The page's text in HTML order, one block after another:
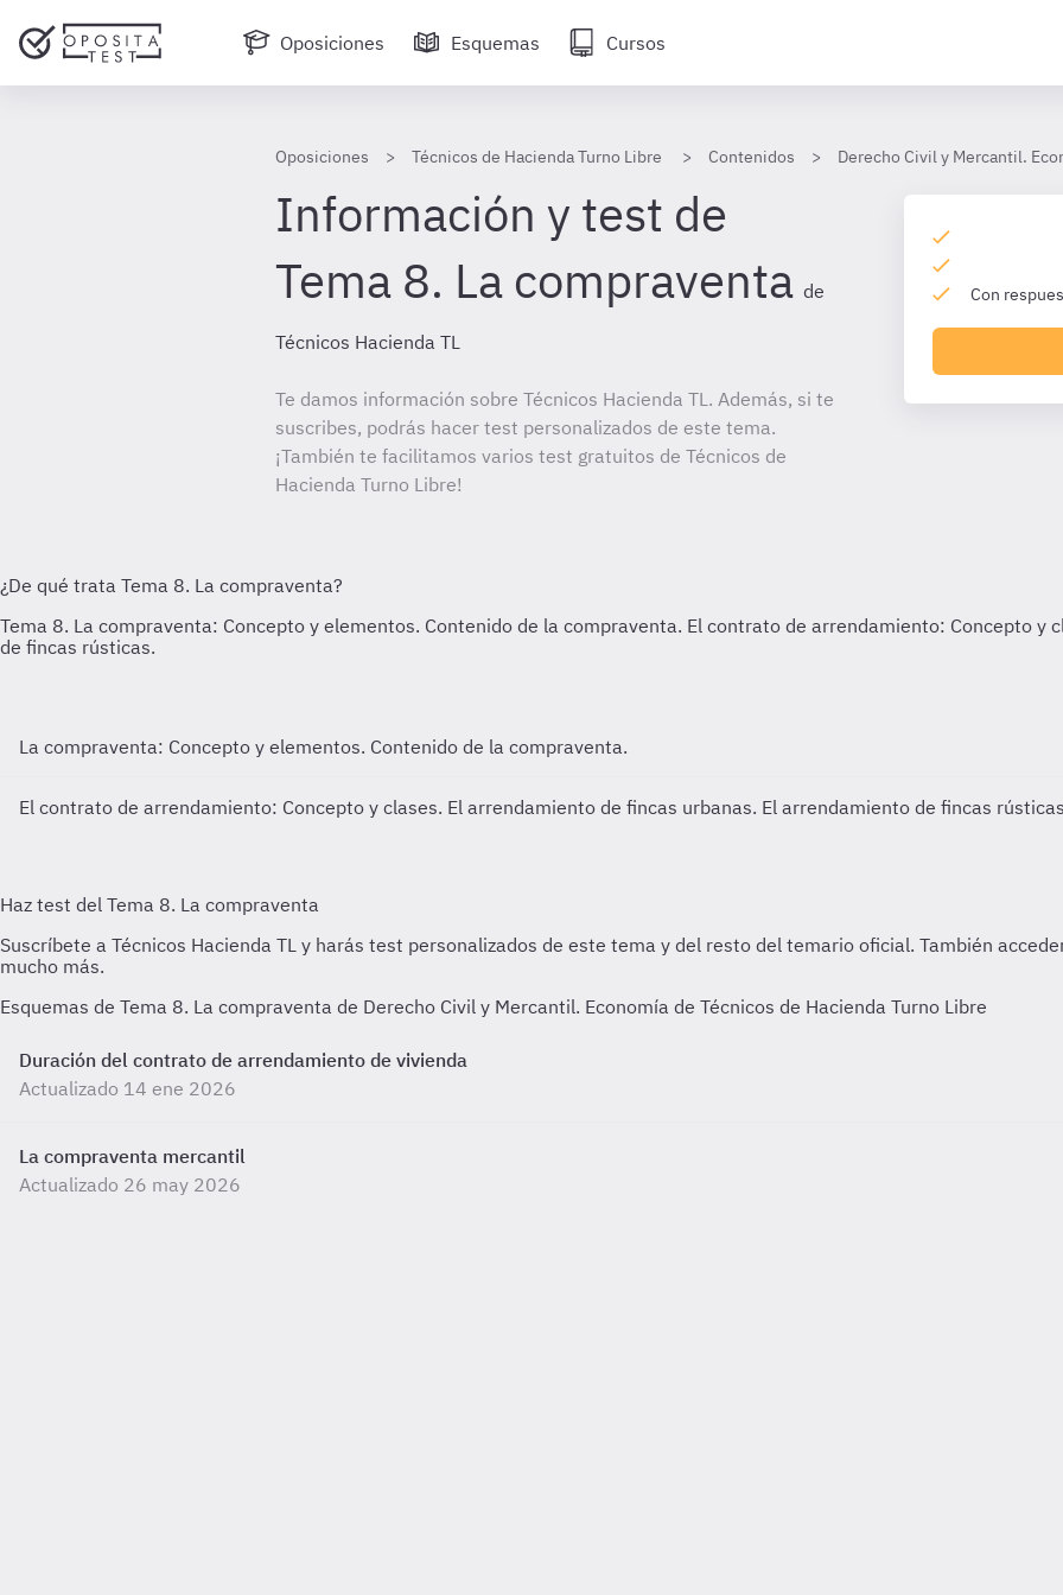
Oposiciones Esquemas Cursos
Oposiciones Técnicos de Hacienda Turno Libre Contenidos Derecho Civil y Mercantil.
Información y test de
Tema 8. La compraventa de
Técnicos Hacienda TL
Te damos información sobre Técnicos Hacienda TL. Además, si te
suscribes, podrás hacer test personalizados de este tema.
¡También te facilitamos varios test gratuitos de Técnicos de
Hacienda Turno Libre!
Con
La compraventa: Concepto y elementos. Contenido de la compraventa.
El contrato de arrendamiento: Concepto y clases. El arrendamiento de fincas urbanas. El arrendamiento de fincas
Esquemas de Tema 8. La compraventa de Derecho Civil y Mercantil. Economía de Técnicos de Hacienda Turno Libre
Duración del contrato de arrendamiento de vivienda
Actualizado 14 ene 2026
La compraventa mercantil
Actualizado 26 may 2026